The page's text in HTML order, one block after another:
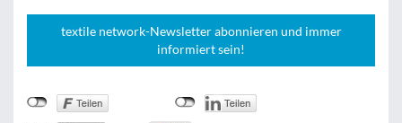
textile network-Newsletter abonnieren und immer
informiert sein!